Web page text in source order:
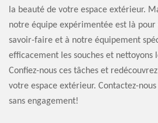
la beauté de votre espace extérieur.
notre équipe expérimentée est là pour
savoir-faire et à notre équipement
efficacement les souches et nettoyons
Confiez-nous ces tâches et
votre espace extérieur. Contactez-
sans engagement!